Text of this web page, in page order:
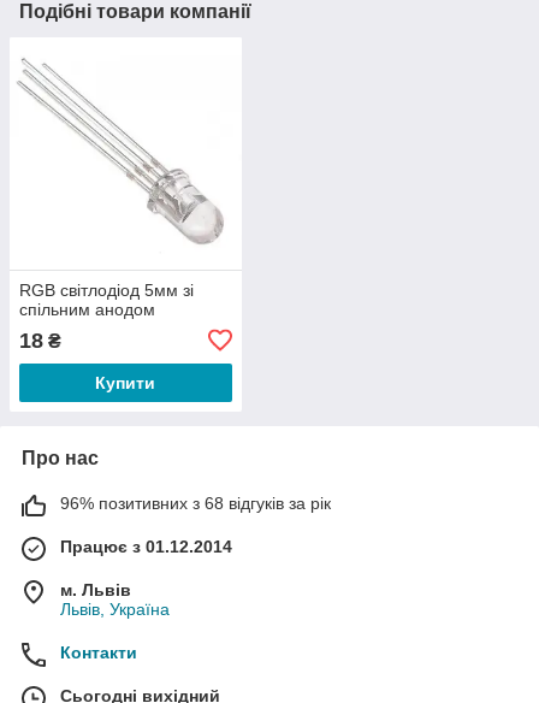
Подібні товари компанії
RGB cвітлодіод 5мм зі
спільним анодом
18 ₴
Купити
Про нас
96% позитивних з 68 відгуків за рік
Працює з 01.12.2014
м. Львів
Львів, Україна
Контакти
Сьогодні вихідний